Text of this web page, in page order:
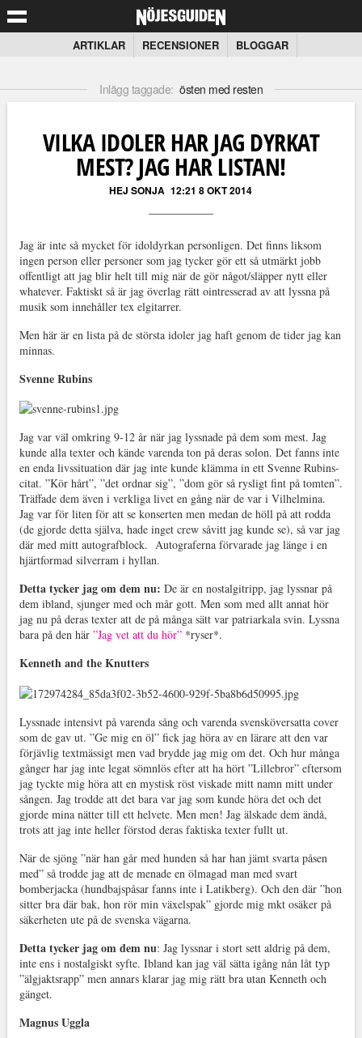
ARTIKLAR RECENSIONER BLOGGAR
Inlägg taggade: östen med resten
VILKA IDOLER HAR JAG DYRKAT
MEST? JAG HAR LISTAN!
HEJ SONJA 12:21 8 OKT 2014
Jag är inte så mycket för idoldyrkan personligen. Det finns liksom
ingen person eller personer som jag tycker gör ett så utmärkt jobb
offentligt att jag blir helt till mig när de gör något/släpper nytt eller
whatever. Faktiskt så är jag överlag rätt ointresserad av att lyssna på
musik som innehåller tex elgitarrer.
Men här är en lista på de största idoler jag haft genom de tider jag kan
minnas.
Svenne Rubins
Jag var väl omkring 9-12 år när jag lyssnade på dem som mest. Jag
kunde alla texter och kände varenda ton på deras solon. Det fanns inte
en enda livssituation där jag inte kunde klämma in ett Svenne Rubins-
citat. ”Kör hårt”, ”det ordnar sig”, ”dom gör så rysligt fint på tomten”.
Träffade dem även i verkliga livet en gång när de var i Vilhelmina.
Jag var för liten för att se konserten men medan de höll på att rodda
(de gjorde detta själva, hade inget crew såvitt jag kunde se), så var jag
där med mitt autografblock. Autograferna förvarade jag länge i en
hjärtformad silverram i hyllan.
Detta tycker jag om dem nu: De är en nostalgitripp, jag lyssnar på
dem ibland, sjunger med och mår gott. Men som med allt annat hör
jag nu på deras texter att de på många sätt var patriarkala svin. Lyssna
bara på den här ”Jag vet att du hör”*ryser*.
Kenneth and the Knutters
Lyssnade intensivt på varenda sång och varenda svensköversatta cover
som de gav ut. ”Ge mig en öl” fick jag höra av en lärare att den var
förjävlig textmässigt men vad brydde jag mig om det. Och hur många
gånger har jag inte legat sömnlös efter att ha hört ”Lillebror” eftersom
jag tyckte mig höra att en mystisk röst viskade mitt namn mitt under
sången. Jag trodde att det bara var jag som kunde höra det och det
gjorde mina nätter till ett helvete. Men men! Jag älskade dem ändå,
trots att jag inte heller förstod deras faktiska texter fullt ut.
När de sjöng ”när han går med hunden så har han jämt svarta påsen
med” så trodde jag att de menade en ölmagad man med svart
bomberjacka (hundbajspåsar fanns inte i Latikberg). Och den där ”hon
sitter bra där bak, hon rör min växelspak” gjorde mig mkt osäker på
säkerheten ute på de svenska vägarna.
Detta tycker jag om dem nu: Jag lyssnar i stort sett aldrig på dem,
inte ens i nostalgiskt syfte. Ibland kan jag väl sätta igång nån låt typ
”älgjaktsrapp” men annars klarar jag mig rätt bra utan Kenneth och
gänget.
Magnus Uggla